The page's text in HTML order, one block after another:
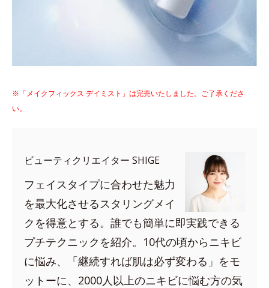
※「メイクフィックス デイミスト」は完売いたしました。ご了承くださ
い。
ビューティクリエイター SHIGE
フェイスタイプに合わせた魅力
を最大化させるスタリングメイ
クを得意とする。誰でも簡単に即実践できる
プチテクニックを紹介。10代の頃からニキビ
に悩み、「継続すれば肌は必ず変わる」をモ
ットーに、2000人以上のニキビに悩む方の気